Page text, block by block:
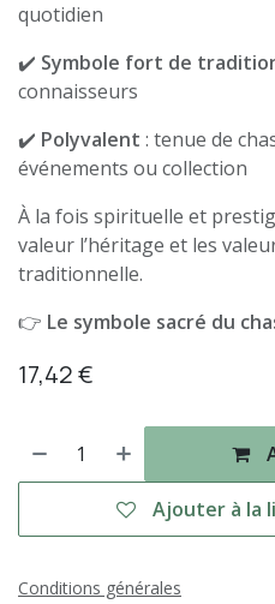
quotidien
✔️ Symbole fort de
connaisseurs
✔️ Polyvalent : tenue de
événements ou collection
À la fois spirituelle et
valeur l’héritage et les
traditionnelle.
👉 Le symbole sacré du
17,42€
Ajouter à la
Conditions générales